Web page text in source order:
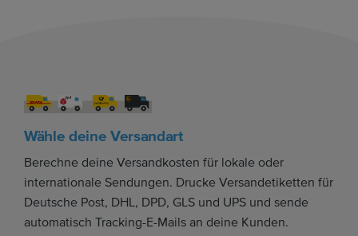
Wähle deine Versandart
Berechne deine Versandkosten für lokale oder
internationale Sendungen. Drucke Versandetiketten für
Deutsche Post, DHL, DPD, GLS und UPS und sende
automatisch Tracking-E-Mails an deine Kunden.